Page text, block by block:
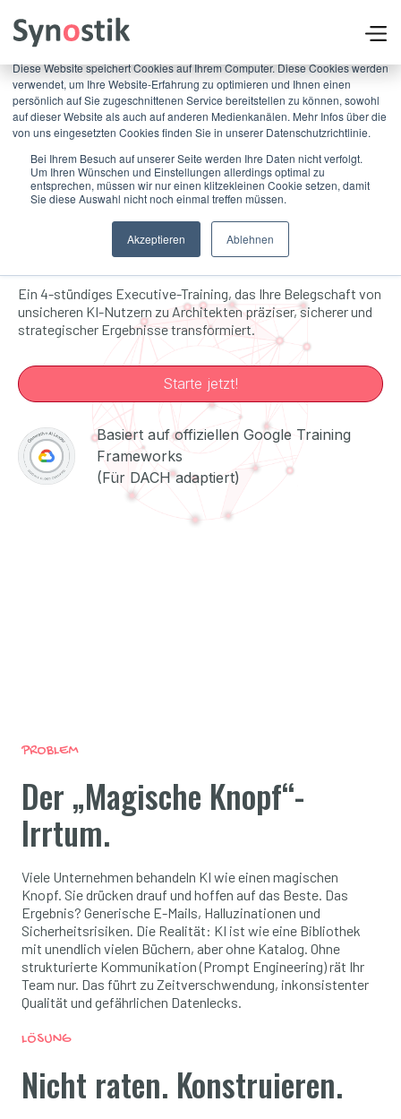
×
Diese Website speichert Cookies auf Ihrem Computer. Diese Cookies werden
verwendet, um Ihre Website-Erfahrung zu optimieren und Ihnen einen
persönlich auf Sie zugeschnittenen Service bereitstellen zu können, sowohl
auf dieser Website als auch auf anderen Medienkanälen. Mehr Infos über die
von uns eingesetzten Cookies finden Sie in unserer Datenschutzrichtlinie.
Bei Ihrem Besuch auf unserer Seite werden Ihre Daten nicht verfolgt.
Um Ihren Wünschen und Einstellungen allerdings optimal zu
entsprechen, müssen wir nur einen klitzekleinen Cookie setzen, damit
Sie diese Auswahl nicht noch einmal treffen müssen.
Akzeptieren Ablehnen
Meistern Sie KI als Co-
Ein 4-stündiges Executive-Training, das Ihre Belegschaft von
unsicheren KI-Nutzern zu Architekten präziser, sicherer und
strategischer Ergebnisse transformiert.
Starte jetzt!
Jetzt kostenloses Erstgespräch buchen
Basiert auf offiziellen Google Training
Frameworks
(Für DACH adaptiert)
PROBLEM
Der „Magische Knopf“-
Irrtum.
Viele Unternehmen behandeln KI wie einen magischen
Knopf. Sie drücken drauf und hoffen auf das Beste. Das
Ergebnis? Generische E-Mails, Halluzinationen und
Sicherheitsrisiken. Die Realität: KI ist wie eine Bibliothek
mit unendlich vielen Büchern, aber ohne Katalog. Ohne
strukturierte Kommunikation (Prompt Engineering) rät Ihr
Team nur. Das führt zu Zeitverschwendung, inkonsistenter
Qualität und gefährlichen Datenlecks.
LÖSUNG
Nicht raten. Konstruieren.